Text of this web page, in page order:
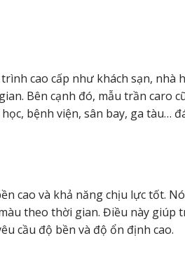
cao cấp như khách sạn, nhà
Bên cạnh đó, mẫu trần caro
bệnh viện, sân bay, ga tàu…
cao và khả năng chịu lực tốt.
theo thời gian. Điều này giúp
cầu độ bền và độ ổn định cao.